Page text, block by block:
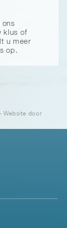
ons
klus of
u meer
op.
- Website door